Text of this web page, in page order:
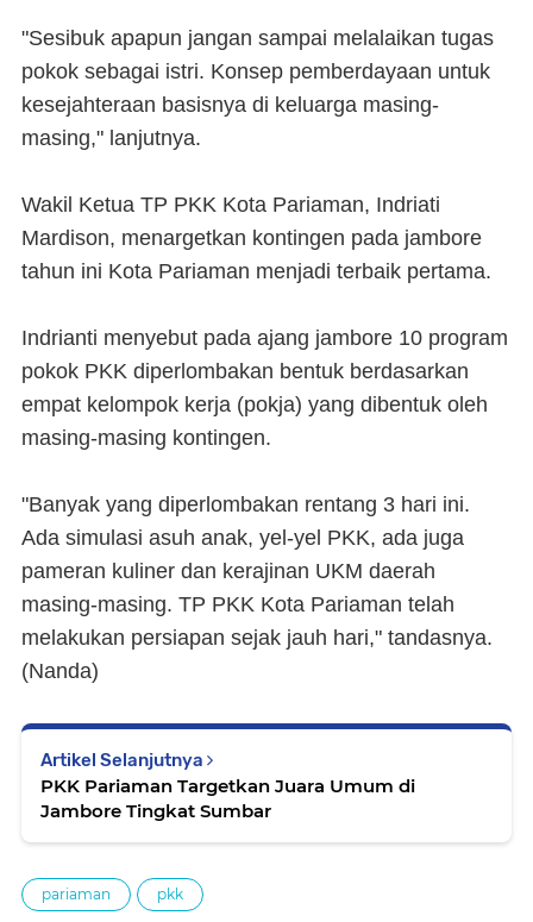
"Sesibuk apapun jangan sampai melalaikan tugas
pokok sebagai istri. Konsep pemberdayaan untuk
kesejahteraan basisnya di keluarga masing-
masing," lanjutnya.
Wakil Ketua TP PKK Kota Pariaman, Indriati
Mardison, menargetkan kontingen pada jambore
tahun ini Kota Pariaman menjadi terbaik pertama.
Indrianti menyebut pada ajang jambore 10 program
pokok PKK diperlombakan bentuk berdasarkan
empat kelompok kerja (pokja) yang dibentuk oleh
masing-masing kontingen.
"Banyak yang diperlombakan rentang 3 hari ini.
Ada simulasi asuh anak, yel-yel PKK, ada juga
pameran kuliner dan kerajinan UKM daerah
masing-masing. TP PKK Kota Pariaman telah
melakukan persiapan sejak jauh hari," tandasnya.
(Nanda)
Artikel Selanjutnya
PKK Pariaman Targetkan Juara Umum di
Jambore Tingkat Sumbar
pariaman pkk